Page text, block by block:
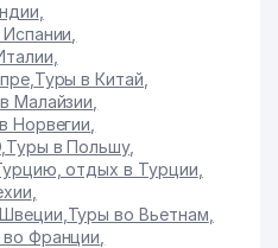
, Туры в Китай
Малайзии
Норвегии
, Туры в Польшу,
отдых в Турции
Туры во Вьетнам
Франции